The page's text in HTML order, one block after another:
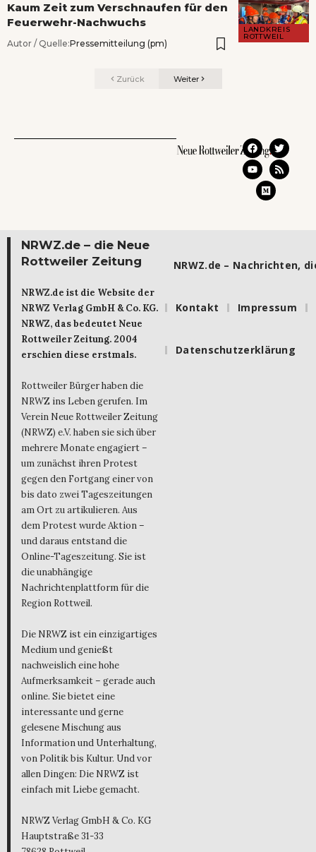
LANDKREIS
ROTTWEIL
Kaum Zeit zum Verschnaufen für den
Feuerwehr-Nachwuchs
Autor / Quelle:Pressemitteilung (pm)
Zurück Weiter
NRWZ.de – die Neue
Rottweiler Zeitung
NRWZ.de ist die Website der
NRWZ Verlag GmbH & Co. KG.
NRWZ, das bedeutet Neue
Rottweiler Zeitung. 2004
erschien diese erstmals.
Rottweiler Bürger haben die
NRWZ ins Leben gerufen. Im
Verein Neue Rottweiler Zeitung
(NRWZ) e.V. haben sie sich über
mehrere Monate engagiert –
um zunächst ihren Protest
gegen den Fortgang einer von
bis dato zwei Tageszeitungen
am Ort zu artikulieren. Aus
dem Protest wurde Aktion –
und daraus entstand die
Online-Tageszeitung. Sie ist
die unabhängige
Nachrichtenplattform für die
Region Rottweil.
Die NRWZ ist ein einzigartiges
Medium und genießt
nachweislich eine hohe
Aufmerksamkeit – gerade auch
online. Sie bietet eine
interessante und gerne
gelesene Mischung aus
Information und Unterhaltung,
von Politik bis Kultur. Und vor
allen Dingen: Die NRWZ ist
einfach mit Liebe gemacht.
NRWZ Verlag GmbH & Co. KG
Hauptstraße 31-33
NRWZ.de – Nachrichten,
Kontakt Impressum
Datenschutzerklärung